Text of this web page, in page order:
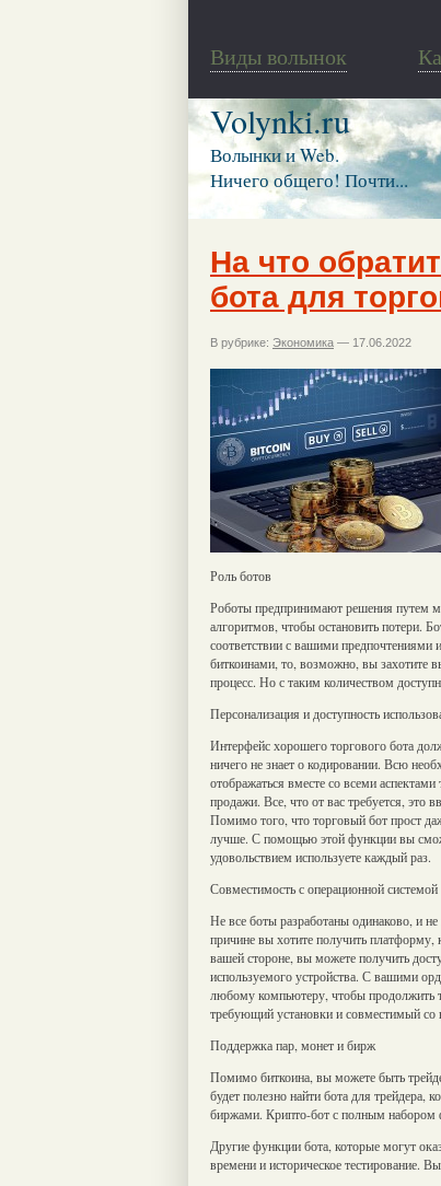
Виды волынок
Volynki.ru
Волынки и Web.
Ничего общего! Почти...
На что
бота для
В рубрике: Экономика — 17.06.2022
Роль ботов
Роботы предпринимают решения путем
алгоритмов, чтобы остановить потери.
соответствии с вашими предпочтениями
биткоинами, то, возможно, вы захотите
процесс. Но с таким количеством
Персонализация и доступность
Интерфейс хорошего торгового бота
ничего не знает о кодировании. Всю
отображаться вместе со всеми
продажи. Все, что от вас требуется, это
Помимо того, что торговый бот прост
лучше. С помощью этой функции вы
удовольствием используете каждый раз.
Совместимость с операционной системой
Не все боты разработаны одинаково, и
причине вы хотите получить
вашей стороне, вы можете получить
используемого устройства. С вашими
любому компьютеру, чтобы продолжить
требующий установки и совместимый со
Поддержка пар, монет и бирж
Помимо биткоина, вы можете быть
будет полезно найти бота для
биржами. Крипто-бот с полным набором
Другие функции бота, которые могут
времени и историческое тестирование.